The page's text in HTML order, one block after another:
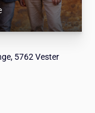
5762 Vester